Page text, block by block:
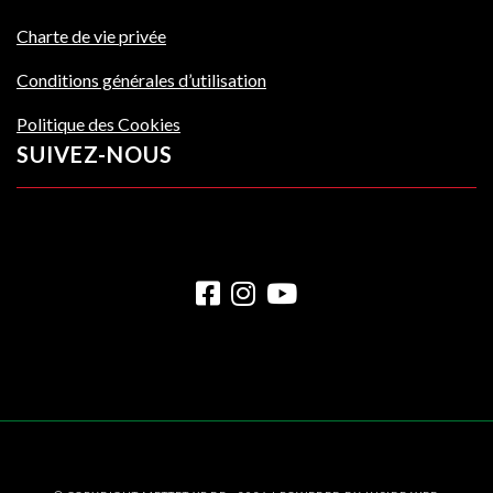
Charte de vie privée
Conditions générales d’utilisation
Politique des Cookies
SUIVEZ-NOUS